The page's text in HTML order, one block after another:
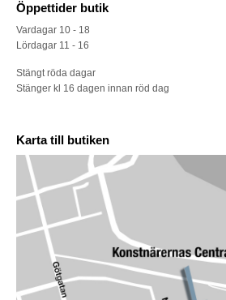
Öppettider butik
Vardagar 10 - 18
Lördagar 11 - 16
Stängt röda dagar
Stänger kl 16 dagen innan röd dag
Karta till butiken